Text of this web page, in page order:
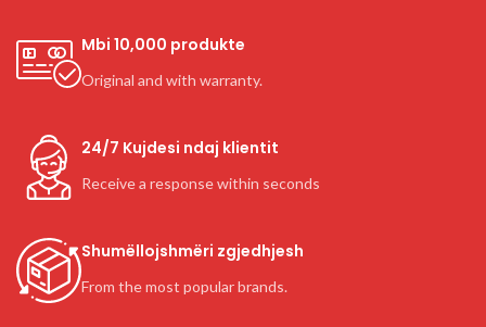
Mbi 10,000 produkte
Original and with warranty.
24/7 Kujdesi ndaj klientit
Receive a response within seconds
Shumëllojshmëri zgjedhjesh
From the most popular brands.